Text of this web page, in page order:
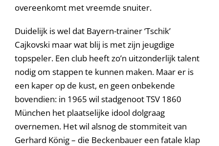
overeenkomt met vreemde snuiter.
Duidelijk is wel dat Bayern-trainer ‘Tschik’
Cajkovski maar wat blij is met zijn jeugdige
topspeler. Een club heeft zo’n uitzonderlijk talent
nodig om stappen te kunnen maken. Maar er is
een kaper op de kust, en geen onbekende
bovendien: in 1965 wil stadgenoot TSV 1860
München het plaatselijke idool dolgraag
overnemen. Het wil alsnog de stommiteit van
Gerhard König – die Beckenbauer een fatale klap